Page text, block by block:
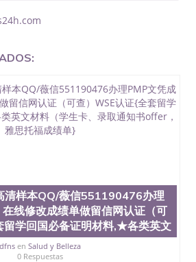
科拿不到毕业证怎么办, 毕业证丢
否因为递交材料不齐而被拒之门
了不想读了,成绩不理想毕不了业
工作没有文凭怎么办,怎么办理本
如何办理本科/硕士毕业证
凭可靠吗551190476哪里可以买
国外本科毕业证怎么办理
毕业证551190476哪里可以办理
申请学校办理假的毕业证成
哪里可以办理水印成绩单
修改成绩单GPA分数551190476
551190476假文凭网上能查到吗
到国外毕业证QQ微信551190476办
清样本QQ/薇信551190476办理
线修改成绩单做留信网认证（可
留学回国必备证明材料,★各类英文
dfnsen Salud y Belleza
0 Respuestas